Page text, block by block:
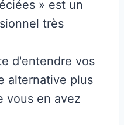
» est un
très
d'entendre vos
alternative plus
vous en avez